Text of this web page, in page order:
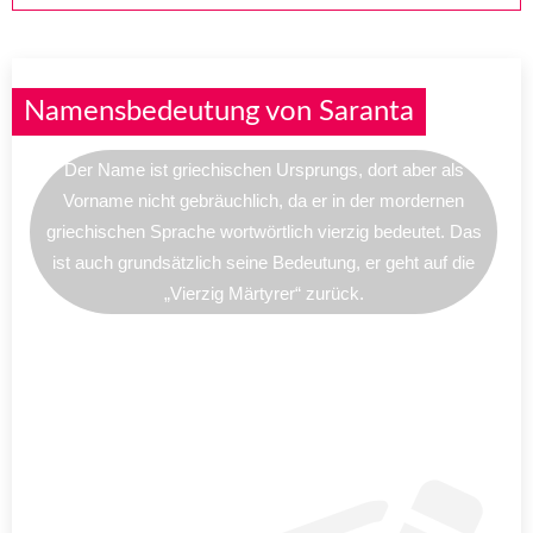
Namensbedeutung von Saranta
Der Name ist griechischen Ursprungs, dort aber als
Vorname nicht gebräuchlich, da er in der mordernen
griechischen Sprache wortwörtlich vierzig bedeutet. Das
ist auch grundsätzlich seine Bedeutung, er geht auf die
„Vierzig Märtyrer“ zurück.